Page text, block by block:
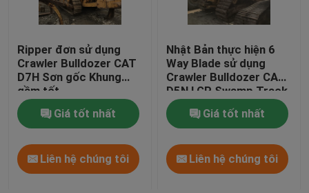
Sử dụng Backhoe Loader
Xe nâng tay thứ hai
Máy xúc tay thứ hai
Ripper đơn sử dụng
Crawler Bulldozer CAT
D7H Sơn gốc Khung
gầm tốt
Giá tốt nhất
Liên hệ chúng tôi
Nhật Bản thực hiện 6
Way Blade sử dụng
Crawler Bulldozer CAT
D5N LGP Swamp Track
Pads
Giá tốt nhất
Liên hệ chúng tôi